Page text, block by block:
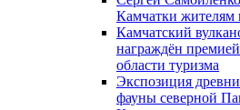
Камчатки жителям
Камчатский
награждён
области туризма
Экспозиция
фауны северной